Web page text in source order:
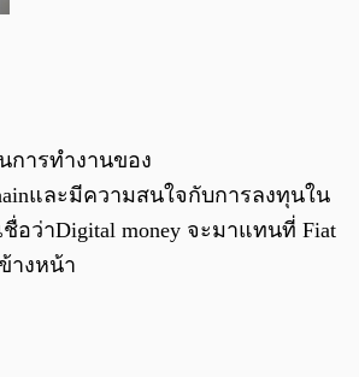
การทำงานของ
และมีความสนใจกับการลงทุนใน
อว่าDigital money จะมาแทนที่ Fiat
างหน้า